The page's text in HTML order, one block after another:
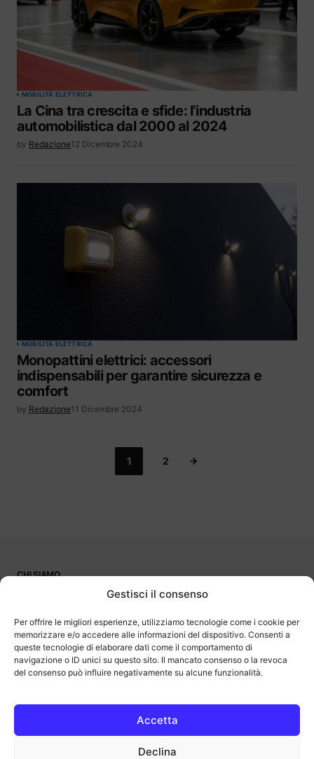
Gestisci il consenso
Per offrire le migliori esperienze, utilizziamo tecnologie come i cookie per
memorizzare e/o accedere alle informazioni del dispositivo. Consenti a
queste tecnologie di elaborare dati come il comportamento di
navigazione o ID unici su questo sito. Il mancato consenso o la revoca
del consenso può influire negativamente su alcune funzionalità.
Accetta
Declina
MOBILITÀ ELETTRICA
La Cina tra crescita e sfide: l’industria
automobilistica dal 2000 al 2024
by Redazione12 Dicembre 2024
MOBILITÀ ELETTRICA
Monopattini elettrici: accessori
indispensabili per garantire sicurezza e
comfort
by Redazione11 Dicembre 2024
1 2
CHI SIAMO
OutOfBit
programma di affiliazione che consente ai siti di percepire una
commissione pubblicitaria pubblicizzando e fornendo link al sito
Amazon.it. Amazon e il logo Amazon sono marchi registrati di
Amazon.com, Inc. o delle sue affiliate.
COPYRIGHT © 2013-2025 OUTOFBIT P.IVA 04140830243, TUTTI I